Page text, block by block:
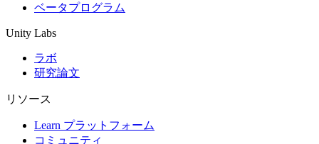
ベータプログラム
Unity Labs
ラボ
研究論文
リソース
Learn プラットフォーム
コミュニティ